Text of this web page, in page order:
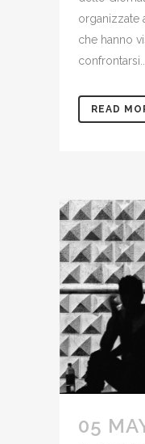
organizzate
che hanno
confrontarsi...
READ
05